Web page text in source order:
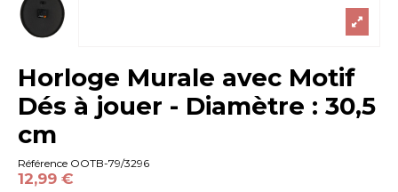
Horloge Murale avec Motif
Dés à jouer - Diamètre : 30,5
cm
Référence OOTB-79/3296
12,99 €